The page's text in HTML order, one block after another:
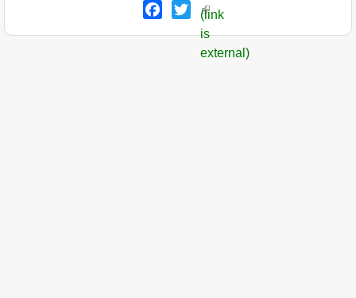
Facebook
Twitter
(link
is
external)